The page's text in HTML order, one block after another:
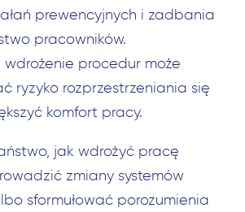
prewencyjnych i zadbania
pracowników.
wdrożenie procedur może
ryzyko rozprzestrzeniania się
komfort pracy.
jak wdrożyć pracę
zmiany systemów
sformułować porozumienia